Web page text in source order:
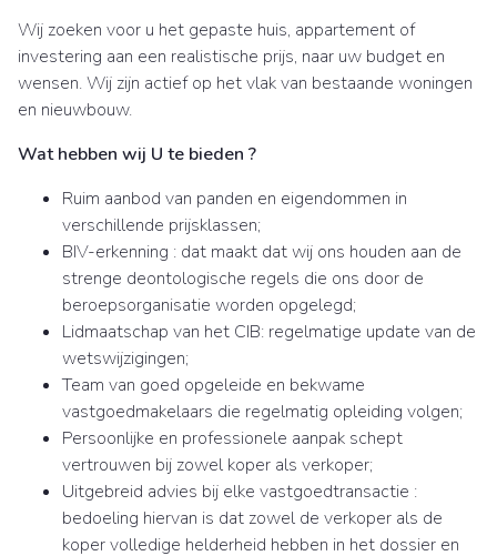
Wij zoeken voor u het gepaste huis, appartement of
investering aan een realistische prijs, naar uw budget en
wensen. Wij zijn actief op het vlak van bestaande woningen
en nieuwbouw.
Wat hebben wij U te bieden ?
Ruim aanbod van panden en eigendommen in
verschillende prijsklassen;
BIV-erkenning : dat maakt dat wij ons houden aan de
strenge deontologische regels die ons door de
beroepsorganisatie worden opgelegd;
Lidmaatschap van het CIB: regelmatige update van de
wetswijzigingen;
Team van goed opgeleide en bekwame
vastgoedmakelaars die regelmatig opleiding volgen;
Persoonlijke en professionele aanpak schept
vertrouwen bij zowel koper als verkoper;
Uitgebreid advies bij elke vastgoedtransactie :
bedoeling hiervan is dat zowel de verkoper als de
koper volledige helderheid hebben in het dossier en